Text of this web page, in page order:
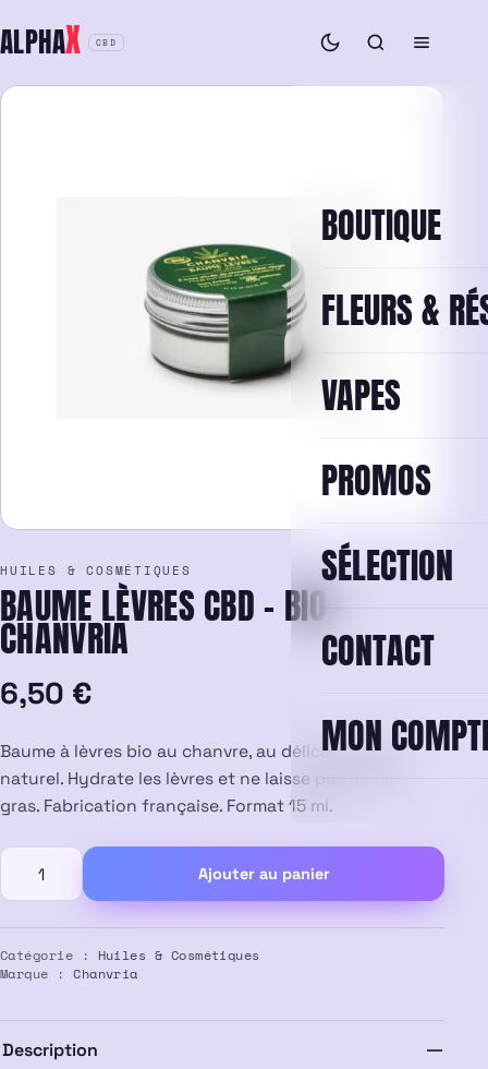
au
contenu
ALPHAX CBD
BOUTIQUE
FLEURS &
VAPES
PROMOS
SÉLECTION
CONTACT
MON
HUILES & COSMÉTIQUES
BAUME LÈVRES CBD – BIO –
CHANVRIA
6,50 €
Baume à lèvres bio au chanvre, au délicat parfum
naturel. Hydrate les lèvres et ne laisse pas de film
gras. Fabrication française. Format 15 ml.
quantité
Baume
Lèvres
CBD
–
–
Chanvria
Ajouter au panier
Catégorie : Huiles & Cosmétiques
Marque :Chanvria
Description